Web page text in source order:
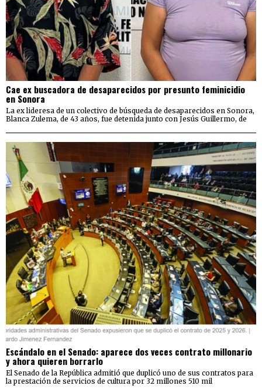
Cae ex buscadora de desaparecidos por presunto feminicidio
en Sonora
La ex lideresa de un colectivo de búsqueda de desaparecidos en Sonora,
Blanca Zulema, de 43 años, fue detenida junto con Jesús Guillermo, de
Escándalo en el Senado: aparece dos veces contrato millonario
y ahora quieren borrarlo
El Senado de la República admitió que duplicó uno de sus contratos para
la prestación de servicios de cultura por 32 millones 510 mil